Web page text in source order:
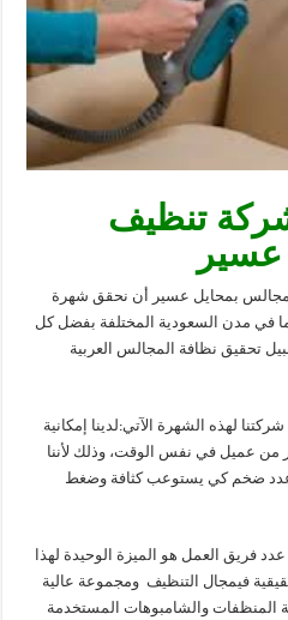
تنظيف
مجالس بمحايل عسير أن نحقق شهرة
في مدن السعودية المختلفة بفضل كل
تحقيق نظافة
المجالس العربية
لهذه الشهرة الآتي:لدينا إمكانية
من عميل في نفس الوقت، وذلك لأننا
ضخم كي يستوعب كثافة وضغط
فريق العمل هو الميزة الوحيدة لهذا
فيمجال التنظيفومجموعة عالية
المنظفات والشامبوهات المستخدمة